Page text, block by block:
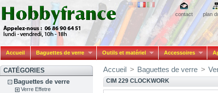
contact plan
Accueil Baguettes de verre Outils et matériel Accessoires
CATÉGORIES
Baguettes de verre
Verre Effetre
Accueil > Baguettes de verre >
CIM 229 CLOCKWORK